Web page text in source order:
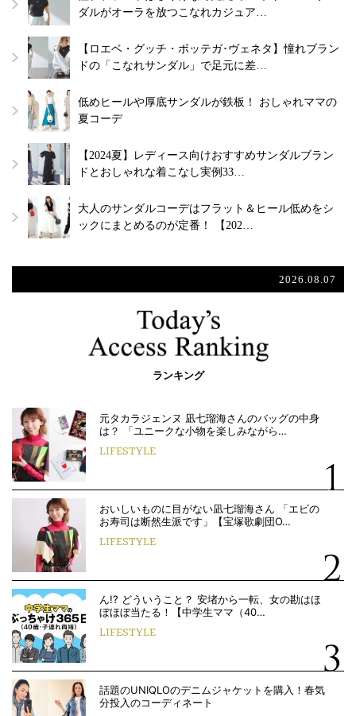
ダルがオーラを放つこなれカジュア…
【ロエベ・グッチ・ボッテガ･ヴェネタ】憧れブラン
ドの「こなれサンダル」で足元に差…
低めヒールや厚底サンダルが鉄板！ おしゃれママの
夏コーデ
【2024夏】レディース向けおすすめサンダルブラン
ドとおしゃれな着こなし実例33…
大人のサンダルコーデはフラット＆ヒール低めをシ
ックにまとめるのが定番！ 【202…
2026.08.07
ランキング
元タカラジェンヌ 凪七瑠海さんのバッグの中身
は？ 「ユニークな小物を楽しみながら…
LIFESTYLE
おいしいものに目がない凪七瑠海さん 「エビの
お寿司は断然生派です」【宝塚歌劇団O…
LIFESTYLE
ん!? どういうこと？ 安堵から一転、女の勘はほ
ぼほぼ当たる！【中学生ママ（40…
LIFESTYLE
話題のUNIQLOのデニムジャケットを購入！春気
分投入のコーディネート